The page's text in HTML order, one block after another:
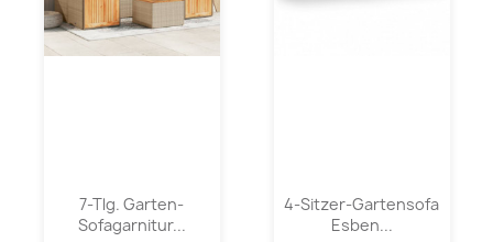
7-Tlg. Garten-
Sofagarnitur...
4-Sitzer-Gartensofa
Esben...